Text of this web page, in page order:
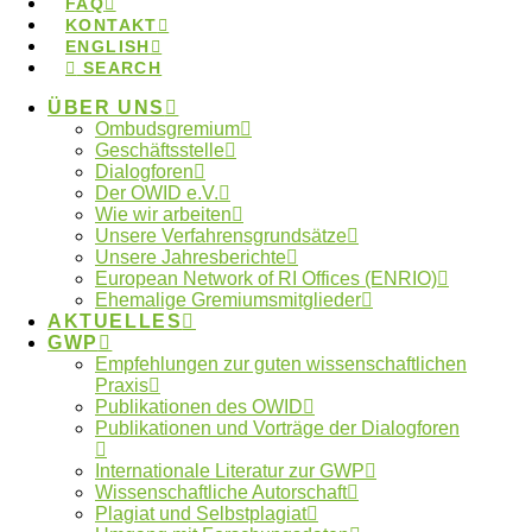
KONTAKT
ENGLISH
SEARCH
ÜBER UNS
Ombudsgremium
Geschäftsstelle
Dialogforen
Der OWID e.V.
Wie wir arbeiten
Unsere Verfahrensgrundsätze
Unsere Jahresberichte
European Network of RI Offices (ENRIO)
Ehemalige Gremiumsmitglieder
AKTUELLES
GWP
Empfehlungen zur guten wissenschaftlichen
Praxis
Publikationen des OWID
Publikationen und Vorträge der Dialogforen
Internationale Literatur zur GWP
Wissenschaftliche Autorschaft
Plagiat und Selbstplagiat
Photo by Francisco Ghisletti via Unsplash.
ENRIO
Wo finde ich meine lokale
Ombudsperson?
Kontakt zum Ombudsgremium